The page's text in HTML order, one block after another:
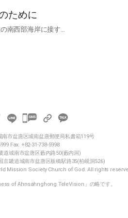
ために
南西部海岸に接す…
카
오
톡
공
하
南市盆唐区城南盆唐郵便局私書箱119号
Fax. +82-31-738-5998
道城南市盆唐区藪内路50(藪内洞)
京畿道城南市盆唐区板橋駅路35(柏峴洞526)
Mission Society Church of God. All rights
of Ahnsahnghong TeleVision」の略です。